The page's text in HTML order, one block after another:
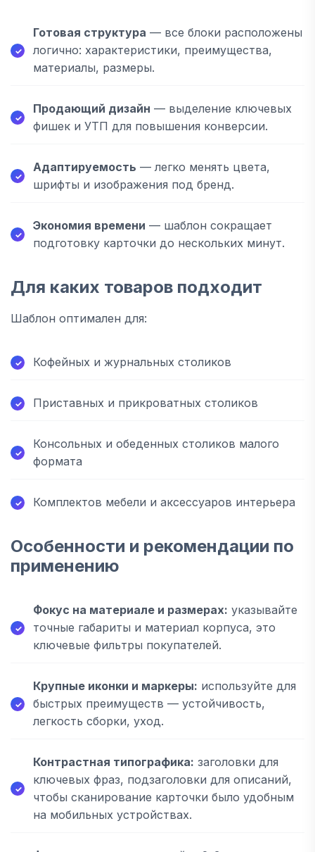
Готовая структура — все блоки расположены
логично: характеристики, преимущества,
материалы, размеры.
Продающий дизайн — выделение ключевых
фишек и УТП для повышения конверсии.
Адаптируемость — легко менять цвета,
шрифты и изображения под бренд.
Экономия времени — шаблон сокращает
подготовку карточки до нескольких минут.
Для каких товаров подходит
Шаблон оптимален для:
Кофейных и журнальных столиков
Приставных и прикроватных столиков
Консольных и обеденных столиков малого
формата
Комплектов мебели и аксессуаров интерьера
Особенности и рекомендации по
применению
Фокус на материале и размерах: указывайте
точные габариты и материал корпуса, это
ключевые фильтры покупателей.
Крупные иконки и маркеры: используйте для
быстрых преимуществ — устойчивость,
легкость сборки, уход.
Контрастная типографика: заголовки для
ключевых фраз, подзаголовки для описаний,
чтобы сканирование карточки было удобным
на мобильных устройствах.